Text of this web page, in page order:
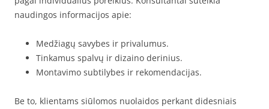
naudingos informacijos apie:
Medžiagų savybes ir privalumus.
Tinkamus spalvų ir dizaino derinius.
Montavimo subtilybes ir rekomendacijas.
Be to, klientams siūlomos nuolaidos perkant didesniais